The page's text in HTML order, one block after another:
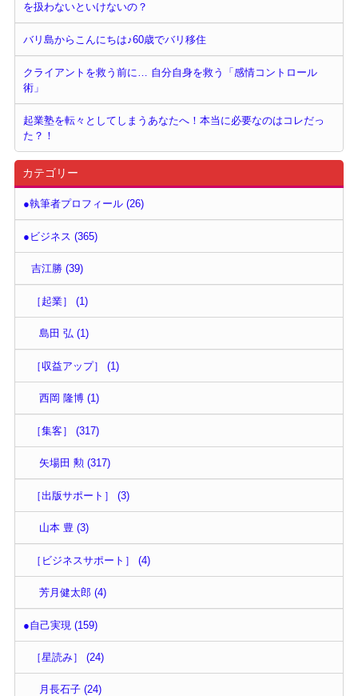
を扱わないといけないの？
バリ島からこんにちは♪60歳でバリ移住
クライアントを救う前に… 自分自身を救う「感情コントロール
術」
起業塾を転々としてしまうあなたへ！本当に必要なのはコレだっ
た？！
カテゴリー
●執筆者プロフィール (26)
●ビジネス (365)
吉江勝 (39)
［起業］ (1)
島田 弘 (1)
［収益アップ］ (1)
西岡 隆博 (1)
［集客］ (317)
矢場田 勲 (317)
［出版サポート］ (3)
山本 豊 (3)
［ビジネスサポート］ (4)
芳月健太郎 (4)
●自己実現 (159)
［星読み］ (24)
月長石子 (24)